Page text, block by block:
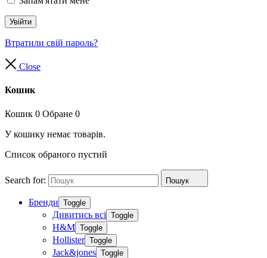
Увійти
Втратили свій пароль?
Close
Кошик
Кошик 0 Обране 0
У кошику немає товарів.
Список обраного пустий
Search for: Пошук
Бренди Toggle
Дивитись всі Toggle
H&M Toggle
Hollister Toggle
Jack&jones Toggle